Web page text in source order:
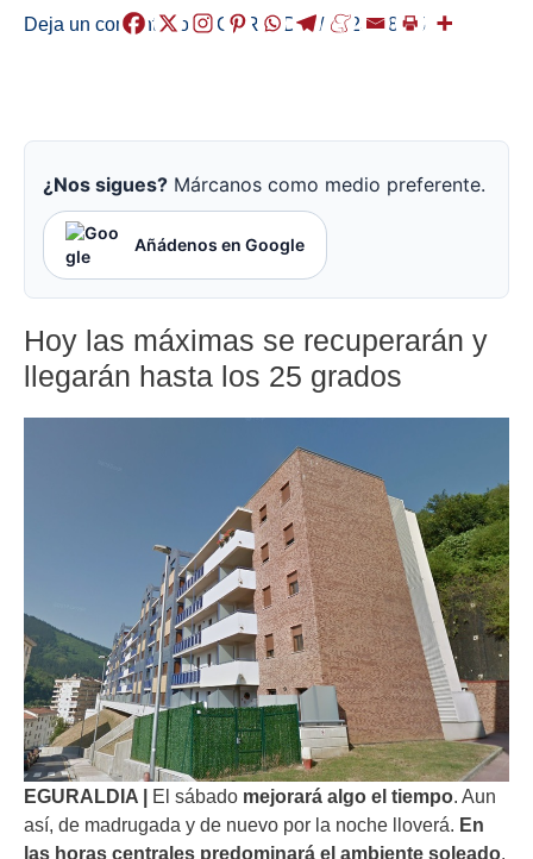
Deja un comentario /EGURALDIA/ 2023-08-05
¿Nos sigues? Márcanos como medio preferente.
Añádenos en Google
Hoy las máximas se recuperarán y
llegarán hasta los 25 grados
EGURALDIA | El sábado mejorará algo el tiempo. Aun
así, de madrugada y de nuevo por la noche lloverá. En
las horas centrales predominará el ambiente soleado.